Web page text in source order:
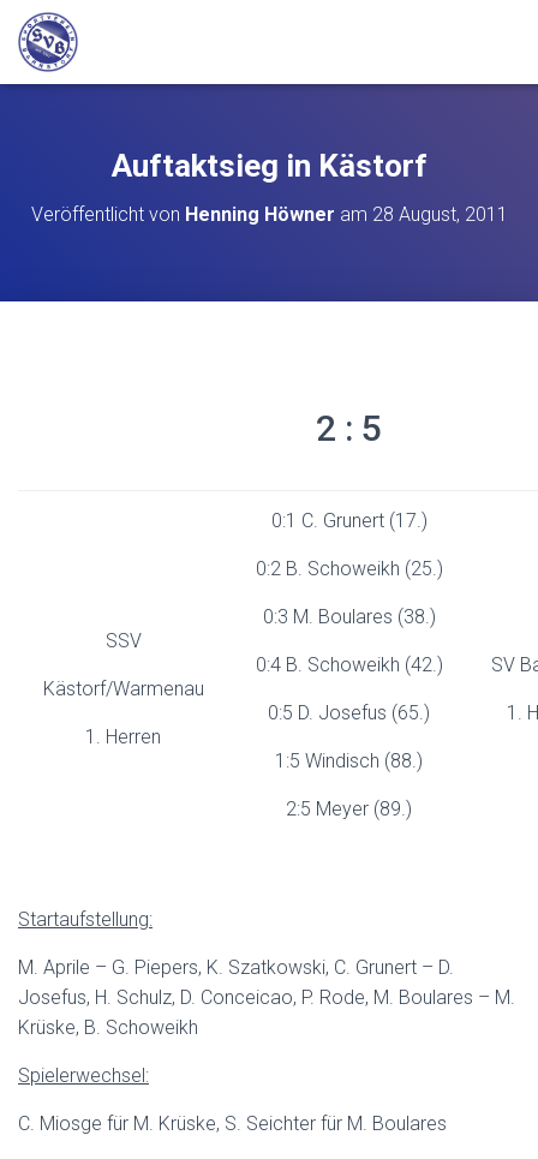
Auftaktsieg in Kästorf
Veröffentlicht von Henning Höwner am 28 August, 2011
2 : 5
SSV
Kästorf/Warmenau
1. Herren
0:1 C. Grunert (17.)
0:2 B. Schoweikh (25.)
0:3 M. Boulares (38.)
0:4 B. Schoweikh (42.)
0:5 D. Josefus (65.)
1:5 Windisch (88.)
2:5 Meyer (89.)
SV
1.
Startaufstellung:
M. Aprile – G. Piepers, K. Szatkowski, C. Grunert – D.
Josefus, H. Schulz, D. Conceicao, P. Rode, M. Boulares – M.
Krüske, B. Schoweikh
Spielerwechsel:
C. Miosge für M. Krüske, S. Seichter für M. Boulares